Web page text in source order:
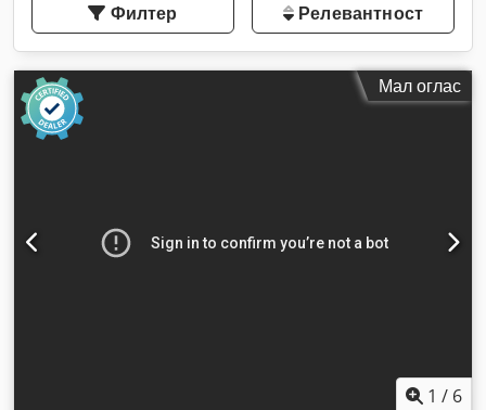
Филтер Релевантност
Мал оглас
1 / 6